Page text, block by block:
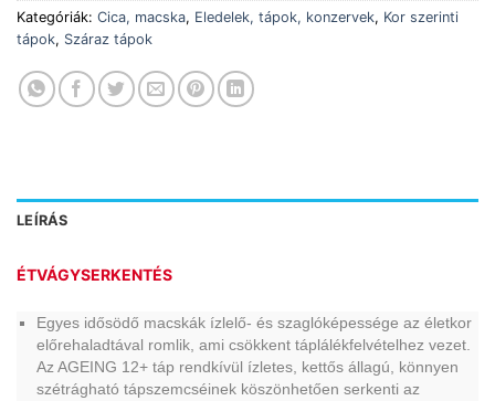
Kategóriák: Cica, macska, Eledelek, tápok, konzervek, Kor szerinti
tápok, Száraz tápok
LEÍRÁS
ÉTVÁGYSERKENTÉS
Egyes idősödő macskák ízlelő- és szaglóképessége az életkor
előrehaladtával romlik, ami csökkent táplálékfelvételhez vezet.
Az AGEING 12+ táp rendkívül ízletes, kettős állagú, könnyen
szétrágható tápszemcséinek köszönhetően serkenti az